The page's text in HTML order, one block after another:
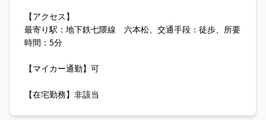
【アクセス】
最寄り駅：地下鉄七隈線 六本松、交通手段：徒歩、所要
時間：5分
【マイカー通勤】可
【在宅勤務】非該当